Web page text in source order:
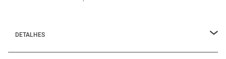
DETALHES